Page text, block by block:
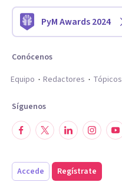
PyM Awards 2024
Conócenos
Equipo
Redactores Tópicos
Síguenos
Accede Regístrate